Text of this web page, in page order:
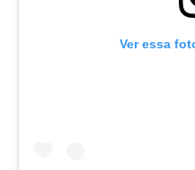
Ver essa